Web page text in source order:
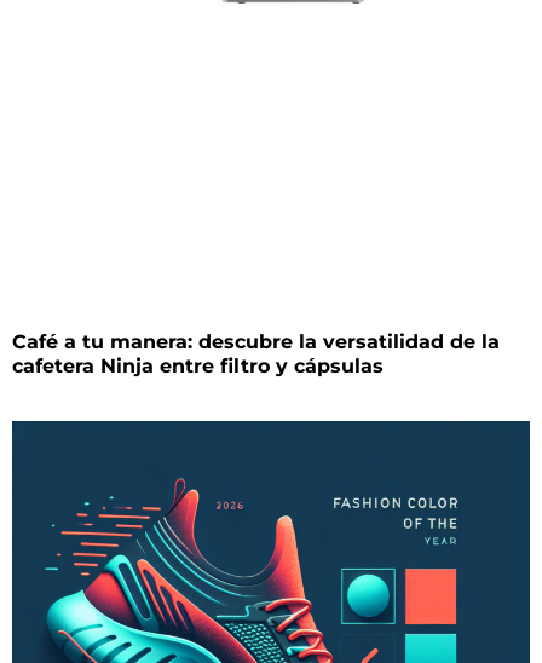
Café a tu manera: descubre la versatilidad de la
cafetera Ninja entre filtro y cápsulas